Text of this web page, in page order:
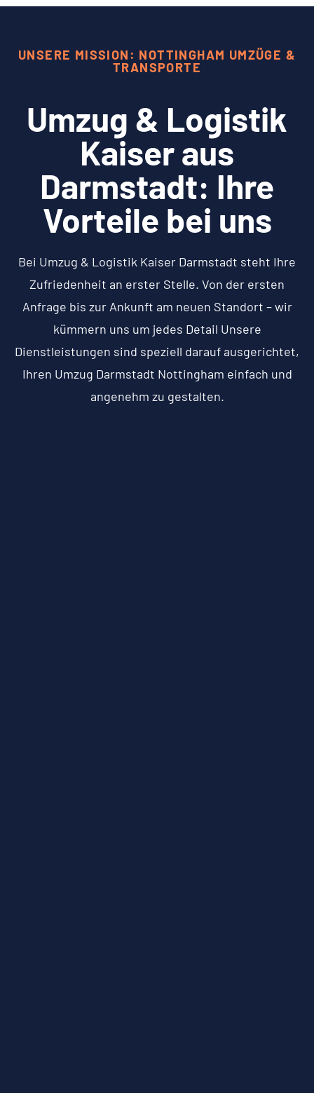
UNSERE MISSION: NOTTINGHAM UMZÜGE &
TRANSPORTE
Umzug & Logistik
Kaiser aus
Darmstadt: Ihre
Vorteile bei uns
Bei Umzug & Logistik Kaiser Darmstadt steht Ihre
Zufriedenheit an erster Stelle. Von der ersten
Anfrage bis zur Ankunft am neuen Standort – wir
kümmern uns um jedes Detail Unsere
Dienstleistungen sind speziell darauf ausgerichtet,
Ihren Umzug Darmstadt Nottingham einfach und
angenehm zu gestalten.